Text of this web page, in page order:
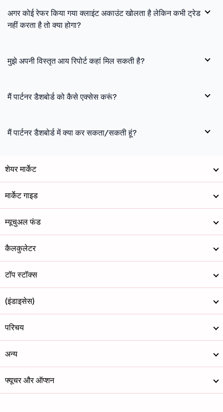
अगर कोई रेफर किया गया क्लाइंट अकाउंट खोलता है लेकिन कभी ट्रेड
नहीं करता है तो क्या होगा?
मुझे अपनी विस्तृत आय रिपोर्ट कहां मिल सकती है?
मैं पार्टनर डैशबोर्ड को कैसे एक्सेस करूं?
मैं पार्टनर डैशबोर्ड में क्या कर सकता/सकती हूं?
शेयर मार्केट
मार्केट गाइड
म्यूचुअल फंड
कैलकुलेटर
टॉप स्टॉक्स
(इंडाइसेस)
परिचय
अन्य
फ्यूचर और ऑप्शन